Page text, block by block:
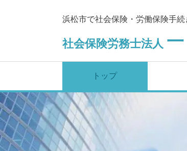
浜松市で社会保険・労働保険手続
社会保険労務士法人
トップ